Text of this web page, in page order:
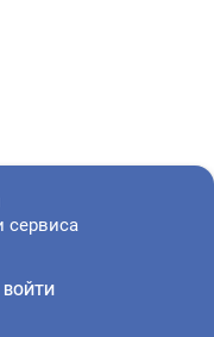
регистрации и
сервиса
ВОЙТИ